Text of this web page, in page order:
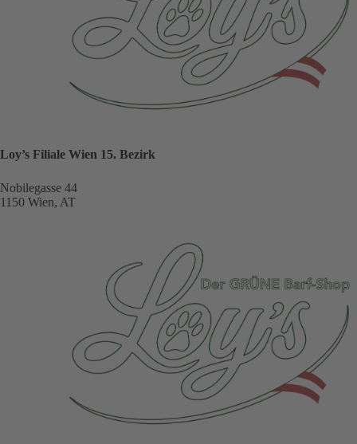
Loy’s Filiale Wien 15. Bezirk
Nobilegasse 44
1150 Wien, AT